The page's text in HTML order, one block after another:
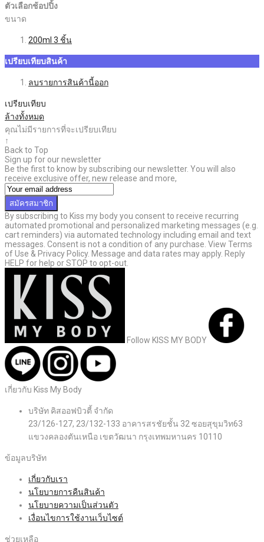
ตัวเลือกช้อปปิ้ง
ขนาด
200ml 3 ชิ้น
เปรียบเทียบสินค้า
ลบรายการสินค้านี้ออก
เปรียบเทียบ
ล้างทั้งหมด
คุณไม่มีรายการที่จะเปรียบเทียบ
↑
Back to Top
Sign up for our newsletter
Be the first to know by subscribing our newsletter. You will also
receive exclusive offer, new release and more,
สมัครสมาชิก
By subscribing to Kiss my body you consent to receive recurring
automated promotional and personalized marketing messages (e.g.
cart reminders) via automated technology including email and text
messages. Consent is not a condition of any purchase. View Terms
of Use & Privacy Policy. Message and data rates may apply. Reply
HELP for help or STOP to opt-out.
Follow KISS MY BODY
เกี่ยวกับ Kiss My Body
บริษัท คิสออฟบิวตี้ จำกัด
23/126-127, 23/132-133 อาคารสรชัยชั้น 32 ซอยสุขุมวิท63
แขวงคลองตันเหนือ เขตวัฒนา กรุงเทพมหานคร 10110
ข้อมูลบริษัท
เกี่ยวกับเรา
นโยบายการคืนสินค้า
นโยบายความเป็นส่วนตัว
เงื่อนไขการใช้งานเว็บไซต์
ช่วยเหลือ